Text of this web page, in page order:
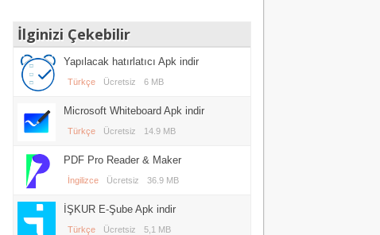
İlginizi Çekebilir
Yapılacak hatırlatıcı Apk indir
Türkçe Ücretsiz 6 MB
Microsoft Whiteboard Apk indir
Türkçe Ücretsiz 14.9 MB
PDF Pro Reader & Maker
İngilizce Ücretsiz 36.9 MB
İŞKUR E-Şube Apk indir
Türkçe Ücretsiz 5,1 MB